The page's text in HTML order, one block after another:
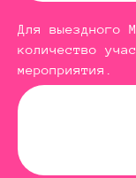
Для выездного
количество
мероприятия.